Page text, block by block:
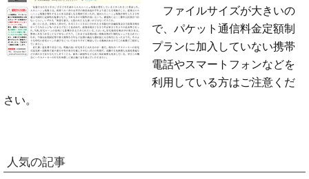
ファイルサイズが大きいの
で、パケット通信料金定額制
プランに加入していない携帯
電話やスマートフォンなどを
利用している方はご注意くだ
さい。
人気の記事